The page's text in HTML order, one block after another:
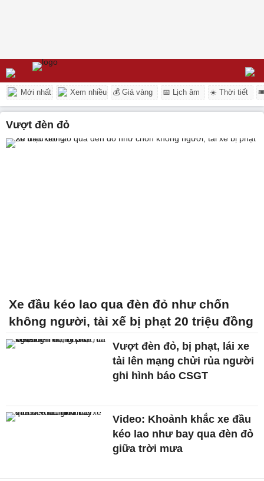
Mới nhất Xem nhiều 💰 Giá vàng 📅 Lịch âm ☀️ Thời tiết
vượt đèn đỏ
Xe đầu kéo lao qua đèn đỏ như chốn
không người, tài xế bị phạt 20 triệu đồng
Vượt đèn đỏ, bị phạt, lái xe
tải lên mạng chửi rủa người
ghi hình báo CSGT
Video: Khoảnh khắc xe đầu
kéo lao như bay qua đèn đỏ
giữa trời mưa